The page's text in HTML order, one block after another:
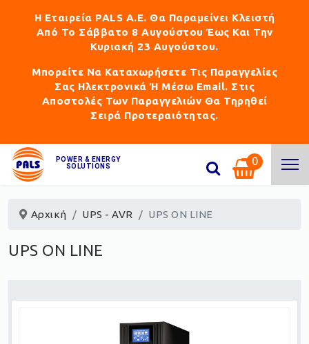
Η Εταιρεία PALS Α.Ε. Θα Παραμείνει Κλειστή
Από Το Σάββατο 8 Αυγούστου Έως Και Την
Κυριακή 23 Αυγούστου.
Μπορείτε Να Καταχωρήσετε Τις Παραγγελίες
Σας Ηλεκτρονικά Ή Μέσω Email. Στις
Αποστολές Των Παραγγελιών Θα Τηρηθεί
Σειρά Προτεραιότητας.
POWER & ENERGY
SOLUTIONS
0
Αρχική UPS - AVR UPS ON LINE
UPS ON LINE